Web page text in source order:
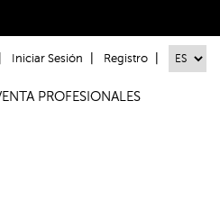
Iniciar Sesión Registro
VENTA PROFESIONALES